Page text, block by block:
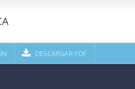
DESCARGAR PDF